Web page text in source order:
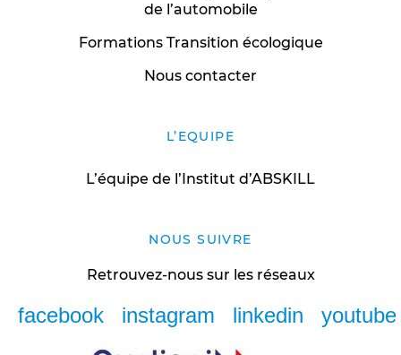
de l’automobile
Formations Transition écologique
Nous contacter
L’EQUIPE
L’équipe de l’Institut d’ABSKILL
NOUS SUIVRE
Retrouvez-nous sur les réseaux
facebook instagram linkedin youtube